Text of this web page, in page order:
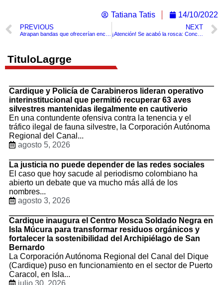
Tatiana Tatis 14/10/2022
PREVIOUS NEXT
TituloLagrge
Cardique y Policía de Carabineros lideran operativo
interinstitucional que permitió recuperar 63 aves
silvestres mantenidas ilegalmente en cautiverio
En una contundente ofensiva contra la tenencia y el
tráfico ilegal de fauna silvestre, la Corporación Autónoma
Regional del Canal...
agosto 5, 2026
La justicia no puede depender de las redes sociales
El caso que hoy sacude al periodismo colombiano ha
abierto un debate que va mucho más allá de los
nombres...
agosto 3, 2026
Cardique inaugura el Centro Mosca Soldado Negra en
Isla Múcura para transformar residuos orgánicos y
fortalecer la sostenibilidad del Archipiélago de San
Bernardo
La Corporación Autónoma Regional del Canal del Dique
(Cardique) puso en funcionamiento en el sector de Puerto
Caracol, en Isla...
julio 30, 2026